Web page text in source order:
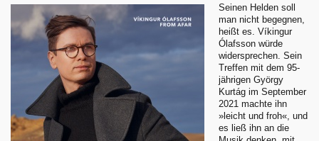
Seinen Helden soll
man nicht begegnen,
heißt es. Víkingur
Ólafsson würde
widersprechen. Sein
Treffen mit dem 95-
jährigen György
Kurtág im September
2021 machte ihn
»leicht und froh«, und
es ließ ihn an die